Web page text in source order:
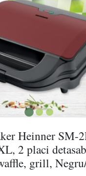
Heinner SM-
2 placi
grill,